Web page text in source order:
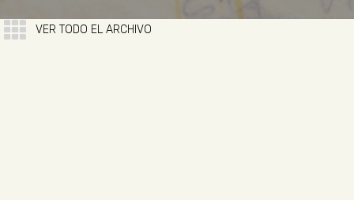
VER TODO EL ARCHIVO